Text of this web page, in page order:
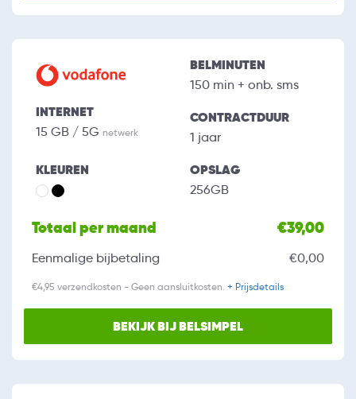
INTERNET
15 GB / 5G netwerk
BELMINUTEN
150 min + onb. sms
CONTRACTDUUR
1 jaar
KLEUREN OPSLAG
256GB
Totaal per maand €39,00
Eenmalige bijbetaling €0,00
€4,95 verzendkosten - Geen aansluitkosten. + Prijsdetails
BEKIJK BIJ BELSIMPEL